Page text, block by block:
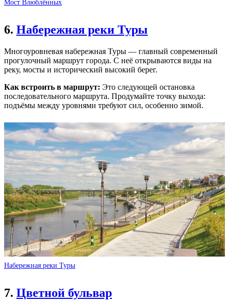
Мост Влюблённых
6. Набережная реки Туры
Многоуровневая набережная Туры — главный современный
прогулочный маршрут города. С неё открываются виды на
реку, мосты и исторический высокий берег.
Как встроить в маршрут: Это следующей остановка
последовательного маршрута. Продумайте точку выхода:
подъёмы между уровнями требуют сил, особенно зимой.
Набережная реки Туры
7. Цветной бульвар